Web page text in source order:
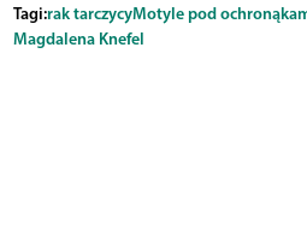
Tagi:rak tarczycyMotyle pod ochroną
Magdalena Knefel